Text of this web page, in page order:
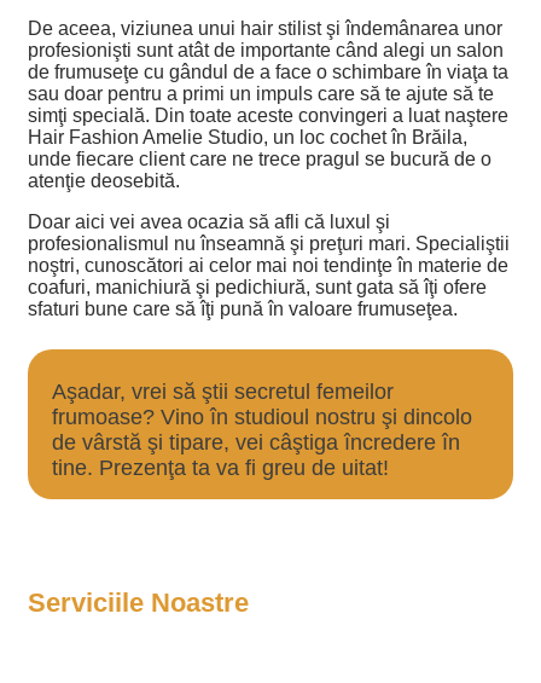
De aceea, viziunea unui hair stilist şi îndemânarea unor
profesionişti sunt atât de importante când alegi un salon
de frumuseţe cu gândul de a face o schimbare în viaţa ta
sau doar pentru a primi un impuls care să te ajute să te
simţi specială. Din toate aceste convingeri a luat naştere
Hair Fashion Amelie Studio, un loc cochet în Brăila,
unde fiecare client care ne trece pragul se bucură de o
atenţie deosebită.
Doar aici vei avea ocazia să afli că luxul şi
profesionalismul nu înseamnă şi preţuri mari. Specialiştii
noştri, cunoscători ai celor mai noi tendinţe în materie de
coafuri, manichiură şi pedichiură, sunt gata să îţi ofere
sfaturi bune care să îţi pună în valoare frumuseţea.
Aşadar, vrei să ştii secretul femeilor
frumoase? Vino în studioul nostru şi dincolo
de vârstă şi tipare, vei câştiga încredere în
tine. Prezenţa ta va fi greu de uitat!
Serviciile Noastre